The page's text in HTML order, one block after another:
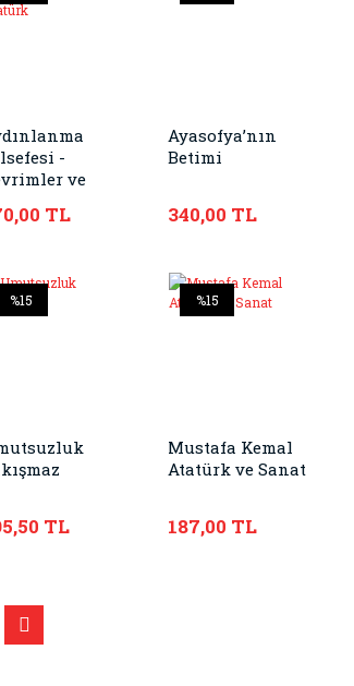
-
ve
TL
Ayasofya’nın
Betimi
340,00 TL
%15
TL
%15
Mustafa Kemal
Atatürk ve Sanat
187,00 TL